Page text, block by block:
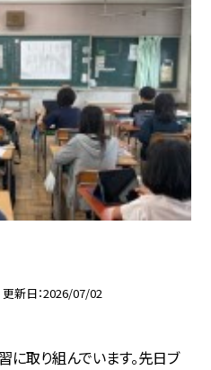
更新日 2026/07/02
に取り組んでいます。先日ブ